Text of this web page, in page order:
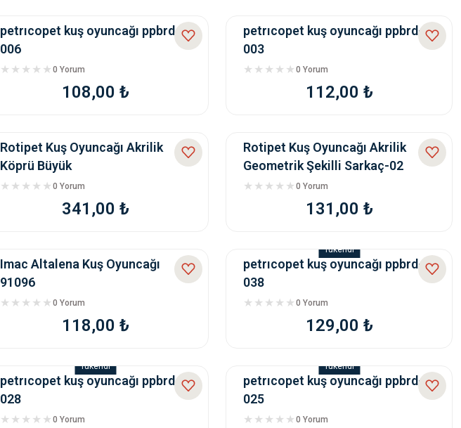
petrıcopet kuş oyuncağı ppbrd-
006
0 Yorum
108,00 ₺
petrıcopet kuş oyuncağı ppbrd-
003
0 Yorum
112,00 ₺
Rotipet Kuş Oyuncağı Akrilik
Köprü Büyük
0 Yorum
341,00 ₺
Rotipet Kuş Oyuncağı Akrilik
Geometrik Şekilli Sarkaç-02
0 Yorum
131,00 ₺
Imac Altalena Kuş Oyuncağı
91096
0 Yorum
118,00 ₺
Tükendi
petrıcopet kuş oyuncağı ppbrd-
038
0 Yorum
129,00 ₺
Tükendi
petrıcopet kuş oyuncağı ppbrd-
028
0 Yorum
Tükendi
petrıcopet kuş oyuncağı ppbrd-
025
0 Yorum